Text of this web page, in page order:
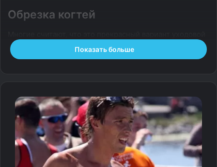
Обрезка когтей
процедуры, который поможет защитить обои, вещи и
мебель от внимания нашей любимицы.
Показать больше